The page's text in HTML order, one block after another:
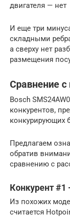
двигателя — нет
И еще три
складными
а сверху нет
размещения
Сравнение
Bosch
конкурентов,
конкурирующих
Предлагаем
обратив
сравнению с
Конкурент
Из похожих
считается